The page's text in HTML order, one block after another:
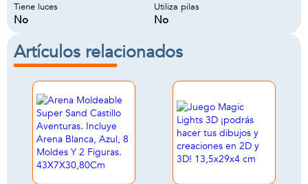
Tiene luces
No
Utiliza pilas
No
Artículos relacionados